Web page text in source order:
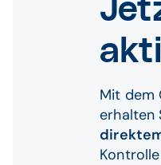
Mit dem
erhalten